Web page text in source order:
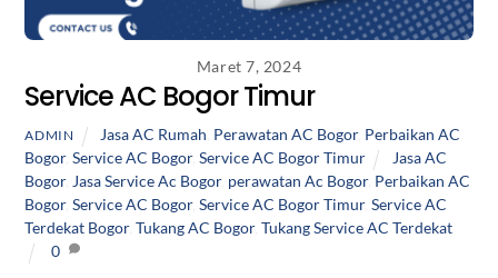
Maret 7, 2024
Service AC Bogor Timur
ADMIN Jasa AC Rumah Perawatan AC Bogor, Perbaikan AC
Bogor,Service AC Bogor,Service AC Bogor Timur
Jasa AC
Bogor, Jasa Service Ac Bogor, perawatan Ac Bogor, Perbaikan AC
Bogor,Service AC Bogor,Service AC Bogor Timur,Service AC
Terdekat Bogor,Tukang AC Bogor,Tukang Service AC Terdekat
0